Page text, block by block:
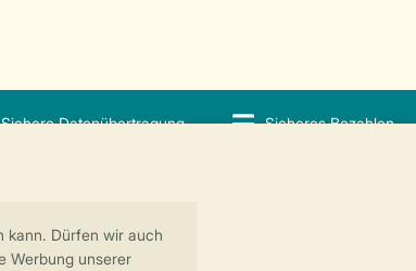
Sichere Datenübertragung Sicheres Bezahlen